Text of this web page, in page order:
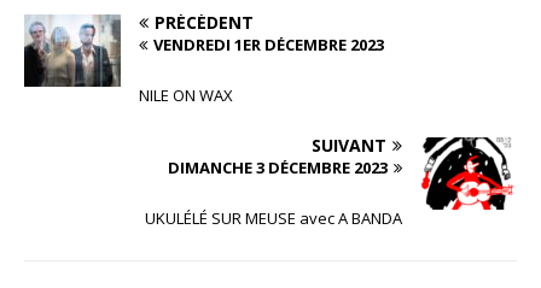
PRÉCÉDENT
VENDREDI 1ER DÉCEMBRE 2023
NILE ON WAX
SUIVANT
DIMANCHE 3 DÉCEMBRE 2023
UKULÉLÉ SUR MEUSE avec A BANDA